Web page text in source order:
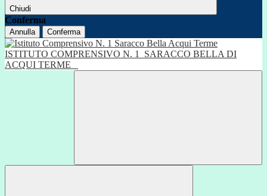
Chiudi
Conferma
Annulla Conferma
ISTITUTO COMPRENSIVO N. 1
SARACCO BELLA DI
ACQUI TERME